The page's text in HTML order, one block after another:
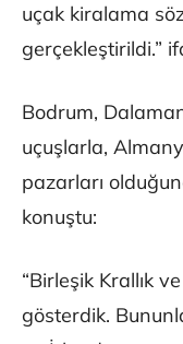
uçak kiralama
gerçekleştirildi.”
Bodrum,
uçuşlarla,
pazarları
konuştu:
“Birleşik Krallık
gösterdik.